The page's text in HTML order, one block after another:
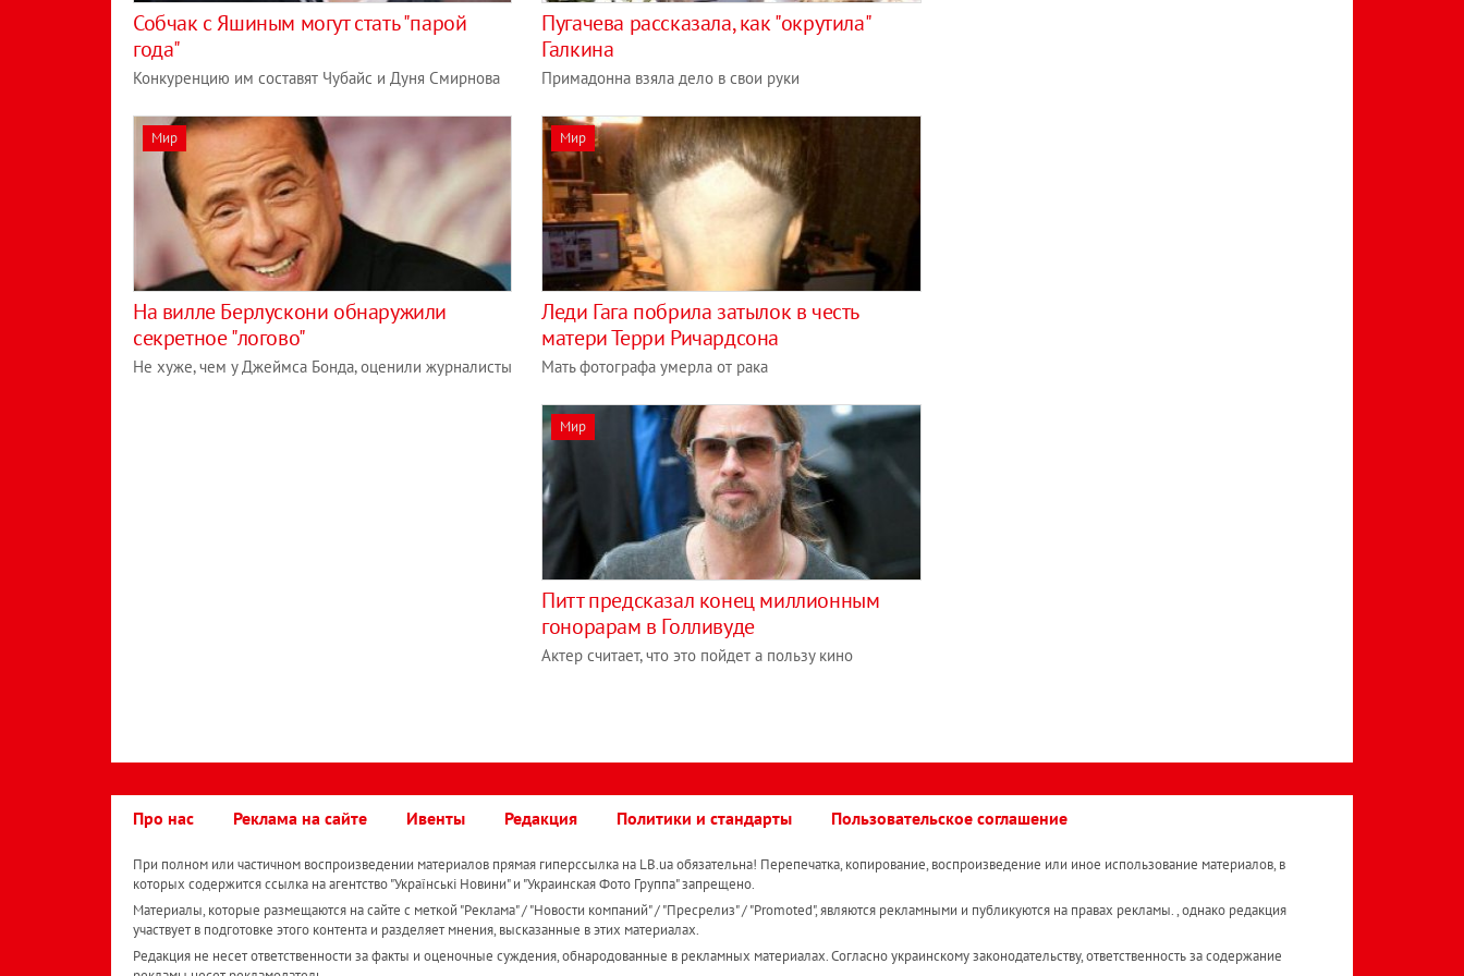
Собчак с Яшиным могут стать "парой
года"
Конкуренцию им составят Чубайс и Дуня Смирнова
Пугачева рассказала, как "окрутила"
Галкина
Примадонна взяла дело в свои руки
Мир
На вилле Берлускони обнаружили
секретное "логово"
Не хуже, чем у Джеймса Бонда, оценили журналисты
Мир
Леди Гага побрила затылок в честь
матери Терри Ричардсона
Мать фотографа умерла от рака
Мир
Питт предсказал конец миллионным
гонорарам в Голливуде
Актер считает, что это пойдет а пользу кино
Про нас Реклама на сайте Ивенты Редакция Политики и стандарты Пользовательское соглашение
При полном или частичном воспроизведении материалов прямая гиперссылка на LB.ua обязательна! Перепечатка, копирование, воспроизведение или иное использование материалов, в
которых содержится ссылка на агентство "Українськi Новини" и "Украинская Фото Группа" запрещено.
Материалы, которые размещаются на сайте с меткой "Реклама" / "Новости компаний" / "Пресрелиз" / "Promoted", являются рекламными и публикуются на правах рекламы. , однако редакция
участвует в подготовке этого контента и разделяет мнения, высказанные в этих материалах.
Редакция не несет ответственности за факты и оценочные суждения, обнародованные в рекламных материалах. Согласно украинскому законодательству, ответственность за содержание